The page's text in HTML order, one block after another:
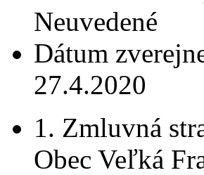
Neuvedené
Dátum
27.4.2020
1. Zmluvná
Obec Veľká